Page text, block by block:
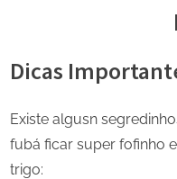
Dicas
Existe algusn
fubá ficar super fofinho
trigo: